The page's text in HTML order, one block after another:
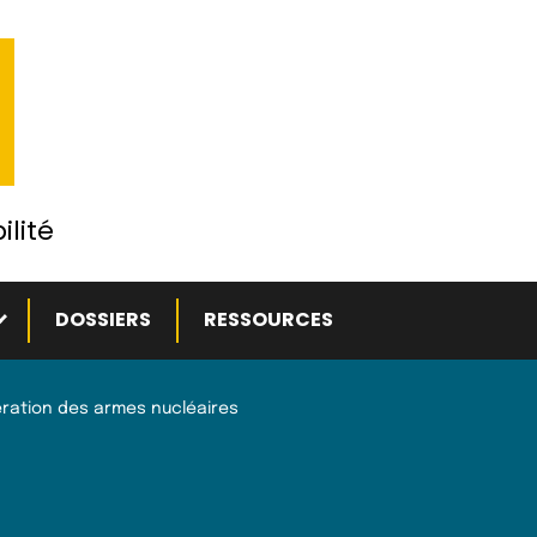
menu
DOSSIERS RESSOURCES
des armes nucléaires